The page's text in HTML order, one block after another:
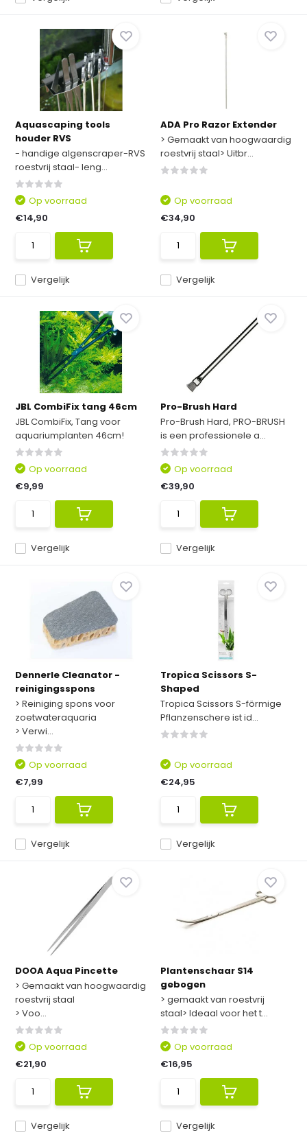
Aquascaping tools
houder RVS
- handige algenscraper-RVS
roestvrij staal- leng...
Vergelijk
Op voorraad
€14,90
ADA Pro Razor Extender
> Gemaakt van hoogwaardig
roestvrij staal> Uitbr...
Vergelijk
Op voorraad
€34,90
JBL CombiFix tang 46cm
JBL CombiFix, Tang voor
aquariumplanten 46cm!
Vergelijk
Op voorraad
€9,99
Pro-Brush Hard
Pro-Brush Hard, PRO-BRUSH
is een professionele a...
Vergelijk
Op voorraad
€39,90
Dennerle Cleanator -
reinigingsspons
> Reiniging spons voor
zoetwateraquaria
> Verwi...
Vergelijk
Op voorraad
€7,99
Tropica Scissors S-
Shaped
Tropica Scissors S-förmige
Pflanzenschere ist id...
Vergelijk
Op voorraad
€24,95
DOOA Aqua Pincette
> Gemaakt van hoogwaardig
roestvrij staal
> Voo...
Vergelijk
Op voorraad
€21,90
Plantenschaar S14
gebogen
> gemaakt van roestvrij
staal> Ideaal voor het t...
Vergelijk
Op voorraad
€16,95